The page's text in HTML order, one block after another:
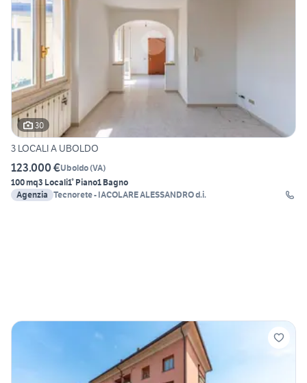
30
3 LOCALI A UBOLDO
123.000 €Uboldo(VA)
100 mq3 Locali1° Piano1 Bagno
Agenzia Tecnorete - IACOLARE ALESSANDRO d.i.